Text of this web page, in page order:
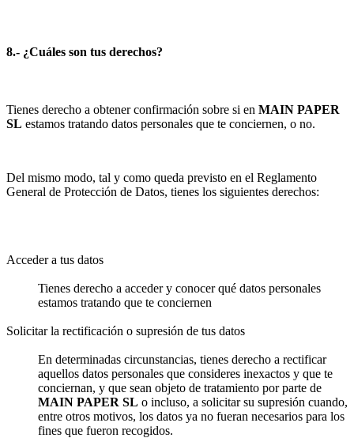
8.- ¿Cuáles son tus derechos?
Tienes derecho a obtener confirmación sobre si en MAIN PAPER
SL estamos tratando datos personales que te conciernen, o no.
Del mismo modo, tal y como queda previsto en el Reglamento
General de Protección de Datos, tienes los siguientes derechos:
Acceder a tus datos
Tienes derecho a acceder y conocer qué datos personales
estamos tratando que te conciernen
Solicitar la rectificación o supresión de tus datos
En determinadas circunstancias, tienes derecho a rectificar
aquellos datos personales que consideres inexactos y que te
conciernan, y que sean objeto de tratamiento por parte de
MAIN PAPER SL o incluso, a solicitar su supresión cuando,
entre otros motivos, los datos ya no fueran necesarios para los
fines que fueron recogidos.